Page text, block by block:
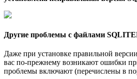
Другие проблемы с файлами
Даже при установке правильной
вас по-прежнему возникают ошибки
проблемы включают (перечислены в